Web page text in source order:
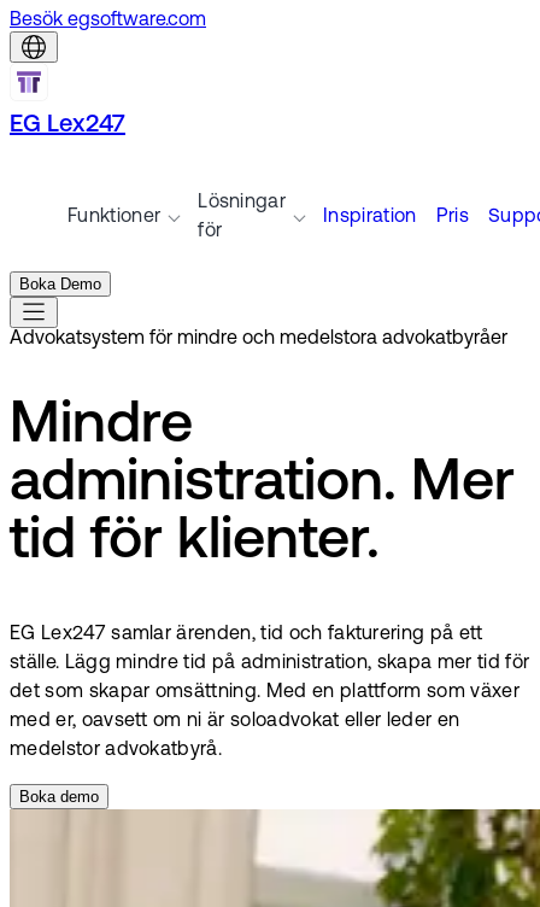
Besök egsoftware.com
EG Lex247
Funktioner
Lösningar
för
Inspiration Pris
Boka Demo
Advokatsystem för mindre och medelstora advokatbyråer
Mindre
administration. Mer
tid för klienter.
EG Lex247 samlar ärenden, tid och fakturering på ett
ställe. Lägg mindre tid på administration, skapa mer tid för
det som skapar omsättning. Med en plattform som växer
med er, oavsett om ni är soloadvokat eller leder en
medelstor advokatbyrå.
Boka demo